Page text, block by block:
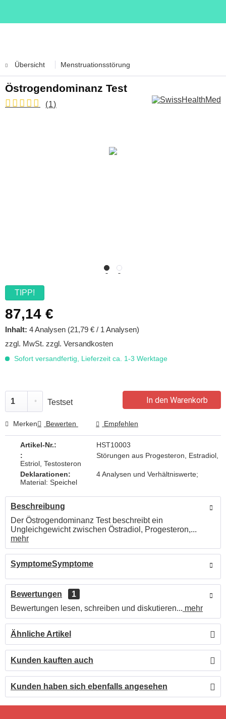
Übersicht Menstruationsstörung
Östrogendominanz Test
(1)
TIPP!
87,14 €
Inhalt: 4 Analysen (21,79 € / 1 Analysen)
zzgl. MwSt. zzgl. Versandkosten
Sofort versandfertig, Lieferzeit ca. 1-3 Werktage
Testset In den Warenkorb
Merken Bewerten Empfehlen
Artikel-Nr.:
HST10003
:
Störungen aus Progesteron, Estradiol,
Estriol, Testosteron
Deklarationen:
4 Analysen und Verhältniswerte;
Material: Speichel
Beschreibung
Der Östrogendominanz Test beschreibt ein
Ungleichgewicht zwischen Östradiol, Progesteron,...
mehr
SymptomeSymptome
Bewertungen
1
Bewertungen lesen, schreiben und diskutieren... mehr
Ähnliche Artikel
Kunden kauften auch
Kunden haben sich ebenfalls angesehen